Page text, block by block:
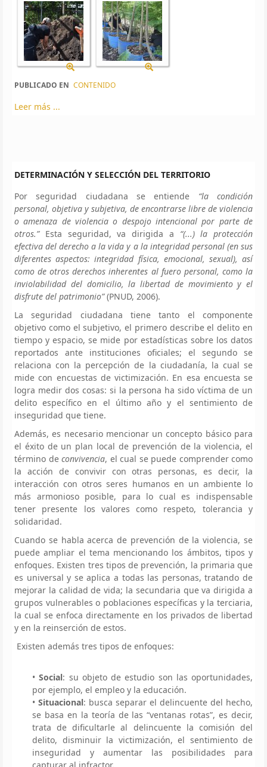
PUBLICADO EN CONTENIDO
Leer más ...
DETERMINACIÓN Y SELECCIÓN DEL TERRITORIO
Por seguridad ciudadana se entiende “la condición
personal, objetiva y subjetiva, de encontrarse libre de violencia
o amenaza de violencia o despojo intencional por parte de
otros.”Esta seguridad, va dirigida a “(...) la protección
efectiva del derecho a la vida y a la integridad personal (en sus
diferentes aspectos: integridad física, emocional, sexual), así
como de otros derechos inherentes al fuero personal, como la
inviolabilidad del domicilio, la libertad de movimiento y el
disfrute del patrimonio”(PNUD, 2006).
La seguridad ciudadana tiene tanto el componente
objetivo como el subjetivo, el primero describe el delito en
tiempo y espacio, se mide por estadísticas sobre los datos
reportados ante instituciones oficiales; el segundo se
relaciona con la percepción de la ciudadanía, la cual se
mide con encuestas de victimización. En esa encuesta se
logra medir dos cosas: si la persona ha sido víctima de un
delito específico en el último año y el sentimiento de
inseguridad que tiene.
Además, es necesario mencionar un concepto básico para
el éxito de un plan local de prevención de la violencia, el
término de convivencia, el cual se puede comprender como
la acción de convivir con otras personas, es decir, la
interacción con otros seres humanos en un ambiente lo
más armonioso posible, para lo cual es indispensable
tener presente los valores como respeto, tolerancia y
solidaridad.
Cuando se habla acerca de prevención de la violencia, se
puede ampliar el tema mencionando los ámbitos, tipos y
enfoques. Existen tres tipos de prevención, la primaria que
es universal y se aplica a todas las personas, tratando de
mejorar la calidad de vida; la secundaria que va dirigida a
grupos vulnerables o poblaciones específicas y la terciaria,
la cual se enfoca directamente en los privados de libertad
y en la reinserción de estos.
Existen además tres tipos de enfoques:
•Social: su objeto de estudio son las oportunidades,
por ejemplo, el empleo y la educación.
• Situacional: busca separar el delincuente del hecho,
se basa en la teoría de las “ventanas rotas”, es decir,
trata de dificultarle al delincuente la comisión del
delito, disminuir la victimización, el sentimiento de
inseguridad y aumentar las posibilidades para